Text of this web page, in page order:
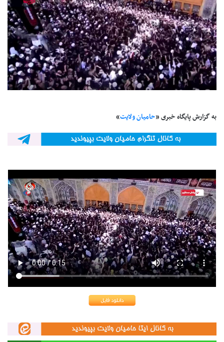
به گزارش پایگاه خبری «حامیان ولایت»